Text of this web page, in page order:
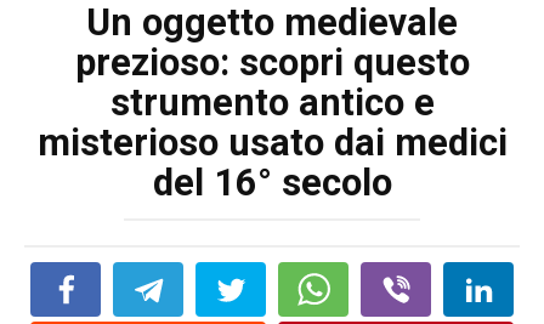
Un oggetto medievale
prezioso: scopri questo
strumento antico e
misterioso usato dai medici
del 16° secolo